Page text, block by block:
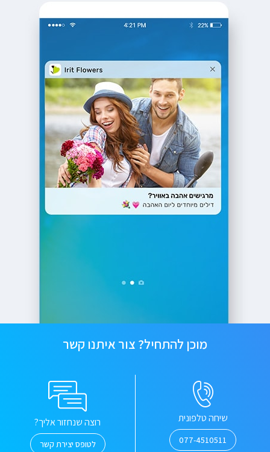
מוכן להתחיל? צור איתנו קשר
שיחה טלפונית
077-4510511
רוצה שנחזור אליך?
לטופס יצירת קשר